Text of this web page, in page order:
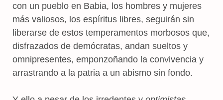
con un pueblo en Babia, los hombres y mujeres
más valiosos, los espíritus libres, seguirán sin
liberarse de estos temperamentos morbosos que,
disfrazados de demócratas, andan sueltos y
omnipresentes, emponzoñando la convivencia y
arrastrando a la patria a un abismo sin fondo.